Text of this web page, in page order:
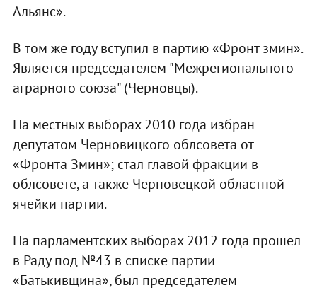
Альянс».
В том же году вступил в партию «Фронт змин».
Является председателем "Межрегионального
аграрного союза" (Черновцы).
На местных выборах 2010 года избран
депутатом Черновицкого облсовета от
«Фронта Змин»; стал главой фракции в
облсовете, а также Черновецкой областной
ячейки партии.
На парламентских выборах 2012 года прошел
в Раду под №43 в списке партии
«Батькивщина», был председателем